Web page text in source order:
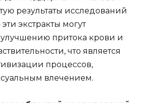
результаты исследований
экстракты могут
улучшению притока крови и
что является
процессов,
влечением.